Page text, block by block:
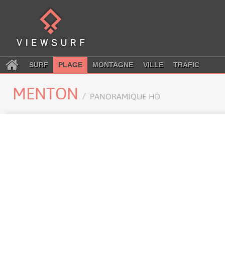
SURF PLAGE MONTAGNE VILLE TRAFIC
MENTON PANORAMIQUE HD